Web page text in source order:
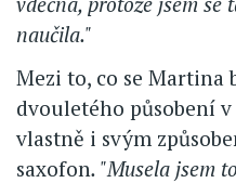
naučila."
Mezi to, co se Martina
dvouletého působení
vlastně i svým
saxofon. "Musela jsem